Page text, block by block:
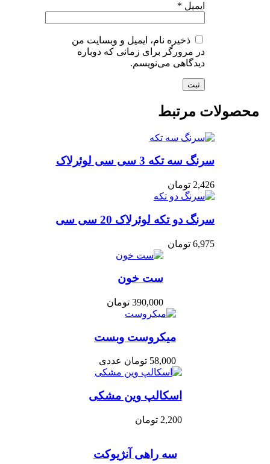
ایمیل*
ذخیره نام، ایمیل و وبسایت من
در مرورگر برای زمانی که دوباره
دیدگاهی می‌نویسم.
مرتبط
سرنگ سه تکه 3 سی سی لوئرلاک
2,426 تومان
سرنگ دو تکه لوئرلاک 20 سی سی
6,975 تومان
ست خون
390,000 تومان
میکروست وبست
58,000 تومان عددی
اسکالپ وین مشکی
2,200 تومان
سه راهی آنژیوکت